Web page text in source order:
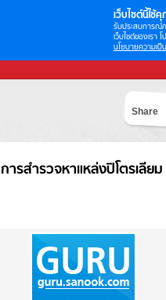
เว็บไซต์นี้ใช้คุ
รับประสบการณ์
เว็บไซต์ของเรา
นโยบายความเป็
Share
การสำรวจหาแหล่งปิโตรเลียม